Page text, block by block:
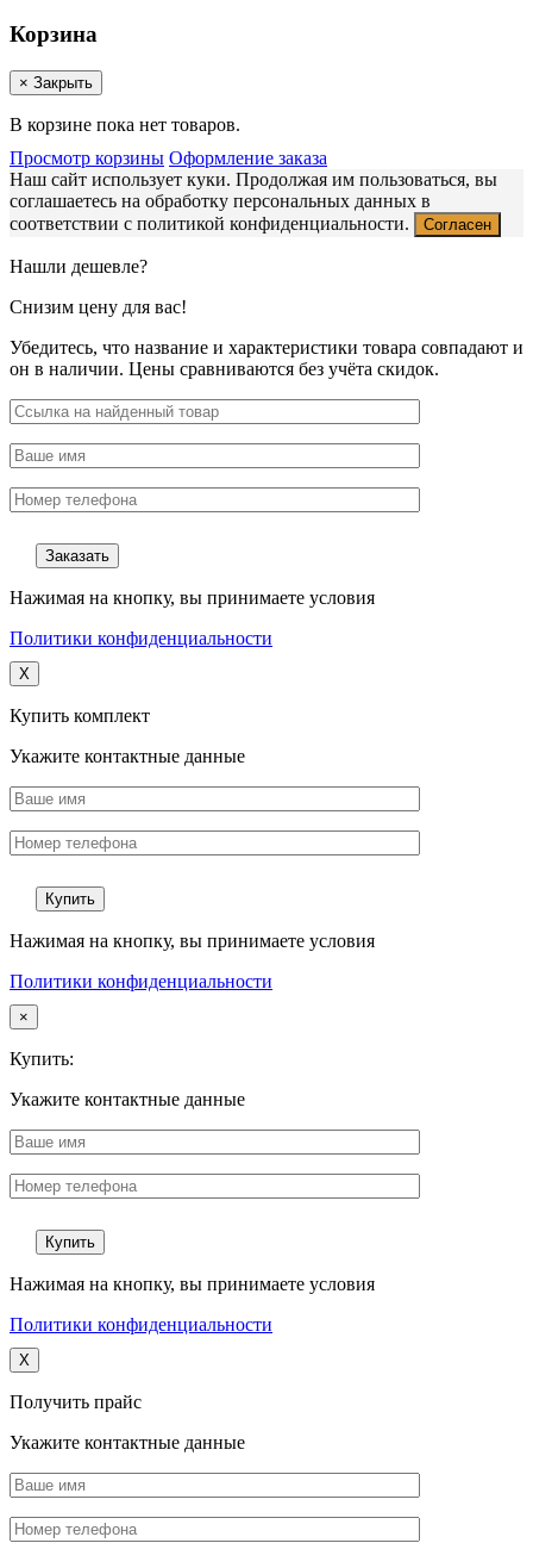
Корзина
× Закрыть
В корзине пока нет товаров.
Просмотр корзины Оформление заказа
Наш сайт использует куки. Продолжая им пользоваться, вы
соглашаетесь на обработку персональных данных в
соответствии с политикой конфиденциальности.
Согласен
Нашли дешевле?
Снизим цену для вас!
Убедитесь, что название и характеристики товара совпадают и
он в наличии. Цены сравниваются без учёта скидок.
Нажимая на кнопку, вы принимаете условия
Политики конфиденциальности
X
Купить комплект
Укажите контактные данные
Нажимая на кнопку, вы принимаете условия
Политики конфиденциальности
×
Купить:
Укажите контактные данные
Нажимая на кнопку, вы принимаете условия
Политики конфиденциальности
X
Получить прайс
Укажите контактные данные